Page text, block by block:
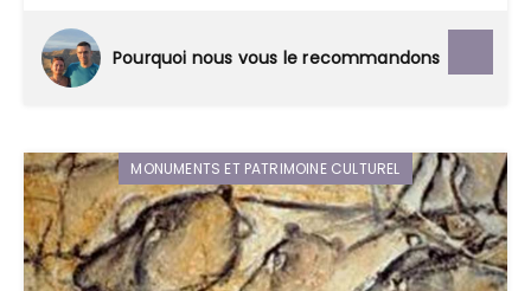
découverte de l'église du XIème siècle et de
l'ancien moulin à huile.
Pourquoi nous vous le recommandons
MONUMENTS ET PATRIMOINE CULTUREL